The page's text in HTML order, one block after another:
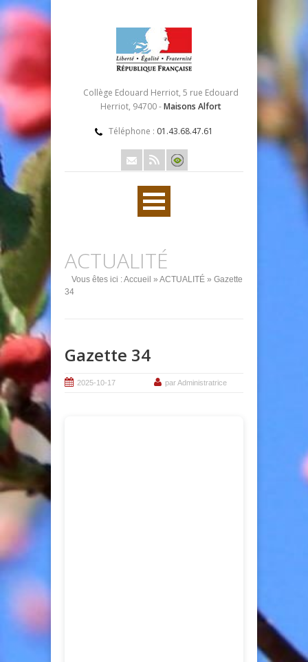
Collège Edouard Herriot, 5 rue Edouard
Herriot, 94700 -Maisons Alfort
Téléphone : 01.43.68.47.61
ACTUALITÉ
Vous êtes ici :Accueil » ACTUALITÉ » Gazette
34
Gazette 34
2025-10-17 par Administratrice